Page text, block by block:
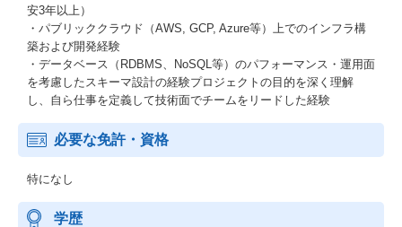
安3年以上）
・パブリッククラウド（AWS, GCP, Azure等）上でのインフラ構
築および開発経験
・データベース（RDBMS、NoSQL等）のパフォーマンス・運用面
を考慮したスキーマ設計の経験プロジェクトの目的を深く理解
し、自ら仕事を定義して技術面でチームをリードした経験
必要な免許・資格
特になし
学歴